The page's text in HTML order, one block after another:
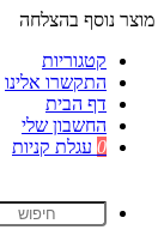
מוצר נוסף בהצלחה
קטגוריות
התקשרו אלינו
דף הבית
החשבון שלי
0 עגלת קניות